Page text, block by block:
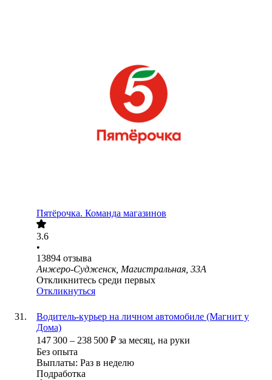
Пятёрочка. Команда магазинов
3.6
•
13894 отзыва
Анжеро-Судженск, Магистральная, 33А
Откликнитесь среди первых
Откликнуться
Водитель-курьер на личном автомобиле (Магнит у
Дома)
147 300 – 238 500 ₽ за месяц, на руки
Без опыта
Выплаты: Раз в неделю
Подработка